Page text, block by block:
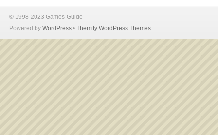
© 1998-2023 Games-Guide
Powered by WordPress • Themify WordPress Themes